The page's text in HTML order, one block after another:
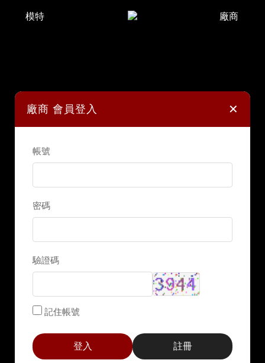
模特 廠商
廠商 會員登入 ✕
帳號
密碼
驗證碼
記住帳號
登入 註冊